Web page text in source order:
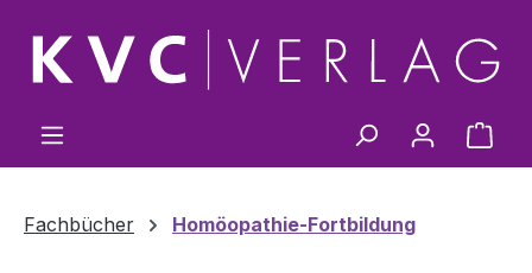
Zum Hauptinhalt springen
Fachbücher Homöopathie-Fortbildung